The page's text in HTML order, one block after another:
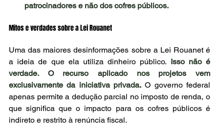
patrocinadores e não dos cofres públicos.
Mitos e verdades sobre a Lei Rouanet
Uma das maiores desinformações sobre a Lei Rouanet é
a ideia de que ela utiliza dinheiro público. Isso não é
verdade. O recurso aplicado nos projetos vem
exclusivamente da iniciativa privada. O governo federal
apenas permite a dedução parcial no imposto de renda, o
que significa que o impacto para os cofres públicos é
indireto e restrito à renúncia fiscal.